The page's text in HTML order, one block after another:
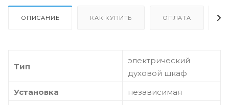
ОПИСАНИЕ КАК КУПИТЬ ОПЛАТА
Тип
электрический
духовой шкаф
Установка
независимая